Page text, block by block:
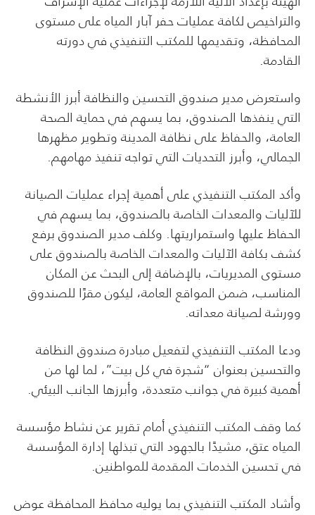
والتراخيص لكافة عمليات حفر آبار المياه على مستوى
المحافظة، وتقديمها للمكتب التنفيذي في دورته
القادمة.
واستعرض مدير صندوق التحسين والنظافة أبرز الأنشطة
التي ينفذها الصندوق، بما يسهم في حماية الصحة
العامة، والحفاظ على نظافة المدينة وتطوير مظهرها
الجمالي، وأبرز التحديات التي تواجه تنفيذ مهامهم.
وأكد المكتب التنفيذي على أهمية إجراء عمليات الصيانة
للآليات والمعدات الخاصة بالصندوق، بما يسهم في
الحفاظ عليها واستمراريتها. وكلف مدير الصندوق برفع
كشف بكافة الآليات والمعدات الخاصة بالصندوق على
مستوى المديريات، بالإضافة إلى البحث عن المكان
المناسب، ضمن المواقع العامة، ليكون مقرًا للصندوق
وورشة لصيانة معداته.
ودعا المكتب التنفيذي لتفعيل مبادرة صندوق النظافة
والتحسين بعنوان “شجرة في كل بيت”، لما لها من
أهمية كبيرة في جوانب متعددة، وأبرزها الجانب البيئي.
كما وقف المكتب التنفيذي أمام تقرير عن نشاط مؤسسة
المياه عتق، مشيدًا بالجهود التي تبذلها إدارة المؤسسة
في تحسين الخدمات المقدمة للمواطنين.
وأشاد المكتب التنفيذي بما يوليه محافظ المحافظة عوض